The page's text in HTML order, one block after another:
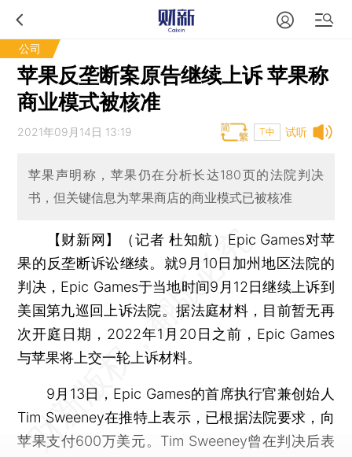
公司
苹果反垄断案原告继续上诉 苹果称
商业模式被核准
试听
2021年09月14日 13:19 T中
苹果声明称，苹果仍在分析长达180页的法院判决
书，但关键信息为苹果商店的商业模式已被核准
【财新网】（记者 杜知航） Epic Games对苹
果的反垄断诉讼继续。就9月10日加州地区法院的
判决，Epic Games于当地时间9月12日继续上诉到
美国第九巡回上诉法院。据法庭材料，目前暂无再
次开庭日期，2022年1月20日之前，Epic Games
与苹果将上交一轮上诉材料。
9月13日，Epic Games的首席执行官兼创始人
Tim Sweeney在推特上表示，已根据法院要求，向
苹果支付600万美元。Tim Sweeney曾在判决后表